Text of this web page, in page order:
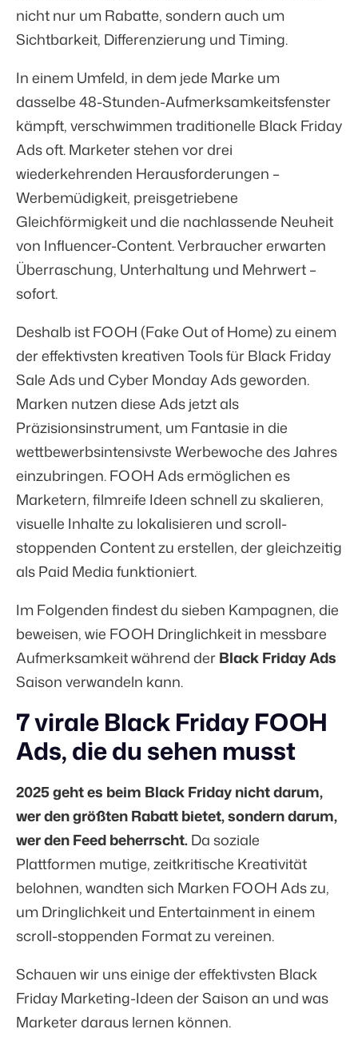
nicht nur um Rabatte, sondern auch um
Sichtbarkeit, Differenzierung und Timing.
In einem Umfeld, in dem jede Marke um
dasselbe 48-Stunden-Aufmerksamkeitsfenster
kämpft, verschwimmen traditionelle Black Friday
Ads oft. Marketer stehen vor drei
wiederkehrenden Herausforderungen –
Werbemüdigkeit, preisgetriebene
Gleichförmigkeit und die nachlassende Neuheit
von Influencer-Content. Verbraucher erwarten
Überraschung, Unterhaltung und Mehrwert –
sofort.
Deshalb ist FOOH (Fake Out of Home) zu einem
der effektivsten kreativen Tools für Black Friday
Sale Ads und Cyber Monday Ads geworden.
Marken nutzen diese Ads jetzt als
Präzisionsinstrument, um Fantasie in die
wettbewerbsintensivste Werbewoche des Jahres
einzubringen. FOOH Ads ermöglichen es
Marketern, filmreife Ideen schnell zu skalieren,
visuelle Inhalte zu lokalisieren und scroll-
stoppenden Content zu erstellen, der gleichzeitig
als Paid Media funktioniert.
Im Folgenden findest du sieben Kampagnen, die
beweisen, wie FOOH Dringlichkeit in messbare
Aufmerksamkeit während derBlack Friday Ads
Saison verwandeln kann.
7 virale Black Friday FOOH
Ads, die du sehen musst
2025 geht es beim Black Friday nicht darum,
wer den größten Rabatt bietet, sondern darum,
wer den Feed beherrscht.Da soziale
Plattformen mutige, zeitkritische Kreativität
belohnen, wandten sich Marken FOOH Ads zu,
um Dringlichkeit und Entertainment in einem
scroll-stoppenden Format zu vereinen.
Schauen wir uns einige der effektivsten Black
Friday Marketing-Ideen der Saison an und was
Marketer daraus lernen können.